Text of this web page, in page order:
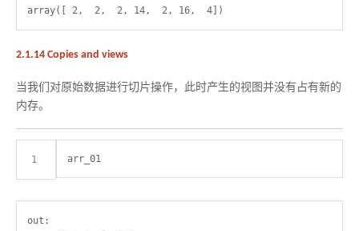
2.1.14 Copies and views
当我们对原始数据进行切片操作，此时产生的视图并没有占有新的
内存。
out: